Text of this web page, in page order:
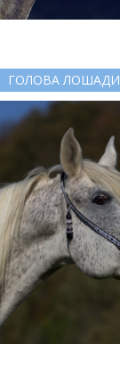
ГОЛОВА ЛОШАДИ